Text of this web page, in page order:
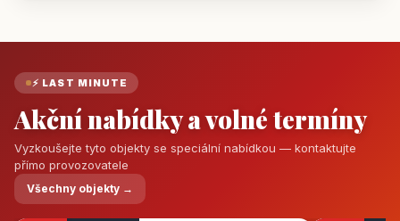
⚡ LAST MINUTE
Akční nabídky a volné termíny
Vyzkoušejte tyto objekty se speciální nabídkou — kontaktujte
přímo provozovatele
Všechny objekty →